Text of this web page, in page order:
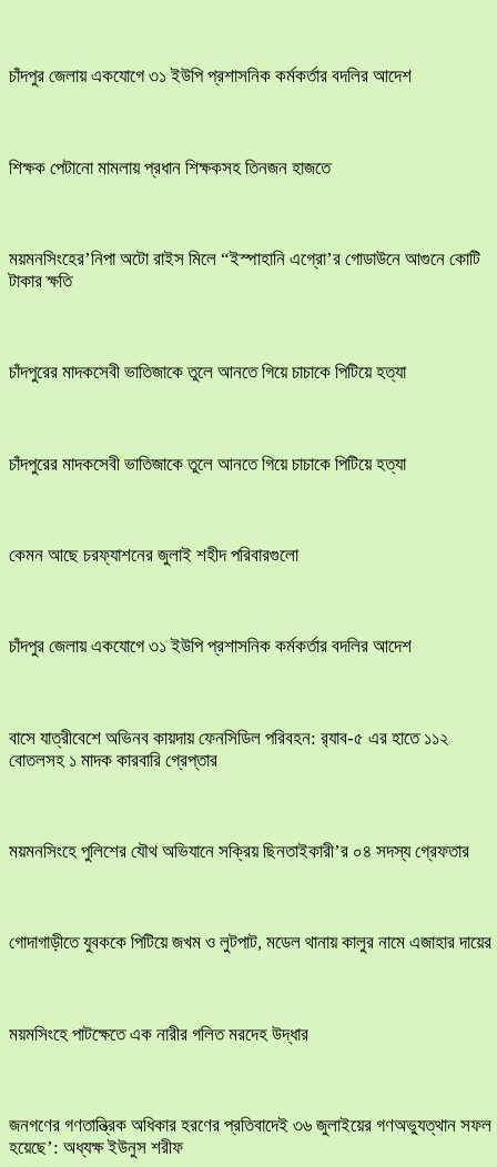
চাঁদপুর জেলায় একযোগে ৩১ ইউপি প্রশাসনিক কর্মকর্তার বদলির আদেশ
শিক্ষক পেটানো মামলায় প্রধান শিক্ষকসহ তিনজন হাজতে
ময়মনসিংহের’নিপা অটো রাইস মিলে “ইস্পাহানি এগ্রো’র গোডাউনে আগুনে কোটি
টাকার ক্ষতি
চাঁদপুরের মাদকসেবী ভাতিজাকে তুলে আনতে গিয়ে চাচাকে পিটিয়ে হত্যা
চাঁদপুরের মাদকসেবী ভাতিজাকে তুলে আনতে গিয়ে চাচাকে পিটিয়ে হত্যা
কেমন আছে চরফ্যাশনের জুলাই শহীদ পরিবারগুলো
চাঁদপুর জেলায় একযোগে ৩১ ইউপি প্রশাসনিক কর্মকর্তার বদলির আদেশ
বাসে যাত্রীবেশে অভিনব কায়দায় ফেনসিডিল পরিবহন: র‍্যাব-৫ এর হাতে ১১২
বোতলসহ ১ মাদক কারবারি গ্রেপ্তার
ময়মনসিংহে পুলিশের যৌথ অভিযানে সক্রিয় ছিনতাইকারী’র ০৪ সদস্য গ্রেফতার
​গোদাগাড়ীতে যুবককে পিটিয়ে জখম ও লুটপাট, মডেল থানায় কালুর নামে এজাহার দায়ের
ময়মসিংহে পাটক্ষেতে এক নারীর গলিত মরদেহ উদ্ধার
জনগণের গণতান্ত্রিক অধিকার হরণের প্রতিবাদেই ৩৬ জুলাইয়ের গণঅভ্যুত্থান সফল
হয়েছে’: অধ্যক্ষ ইউনুস শরীফ